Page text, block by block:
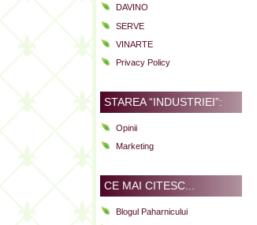
DAVINO
SERVE
VINARTE
Privacy Policy
STAREA “INDUSTRIEI”:
Opinii
Marketing
CE MAI CITESC...
Blogul Paharnicului